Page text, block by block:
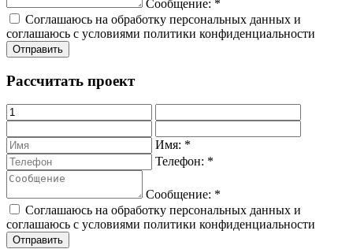
Сообщение: *
Соглашаюсь на обработку персональных данных и
соглашаюсь с условиями политики конфиденциальности
Рассчитать проект
Имя: *
Телефон: *
Сообщение: *
Соглашаюсь на обработку персональных данных и
соглашаюсь с условиями политики конфиденциальности